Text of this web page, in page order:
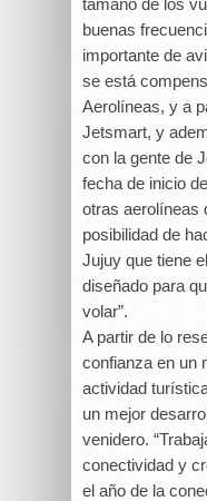
tamaño de los
buenas
importante de
se está
Aerolíneas, y a
Jetsmart, y
con la gente de
fecha de inicio
otras aerolíneas
posibilidad de
Jujuy que tiene
diseñado para
volar”.
A partir de lo
confianza en un
actividad
un mejor
venidero.
conectividad y
el año de la